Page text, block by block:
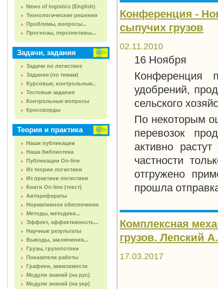
News of logistics (English)
Технологические решения
Проблемы, вопросы...
Прогнозы, перспективы...
Задачи, задания
Задачи по логистике
Задания (по темам)
Курсовые, контрольные..
Тестовые задания
Контрольные вопросы
Кроссворды
Теория и практика
Наши публикации
Наша библиотека
Публикации On-line
Из теории логистики
Из практики логистики
Книги On-line (текст)
Авторефераты
Нормативное обеспечение
Методы, методики...
Эффект, эффективность...
Научные результаты
Выводы, заключения...
Грузы, грузопотоки
Показатели работы
Графики, зависимости
Модули знаний (на рус)
Модули знаний (на укр)
Конференция -
сыпучих грузов
02.11.2010
16 Ноября
Конференция
удобрений,
сельского
По некоторым
перевозок
активно
частности
отгружено
прошла
Комплексная
грузов. Лепский
17.03.2017